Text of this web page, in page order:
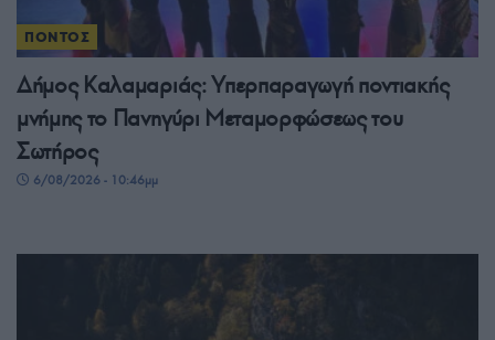
ΠΟΝΤΟΣ
Δήμος Καλαμαριάς: Υπερπαραγωγή ποντιακής
μνήμης το Πανηγύρι Μεταμορφώσεως του
Σωτήρος
6/08/2026 - 10:46μμ